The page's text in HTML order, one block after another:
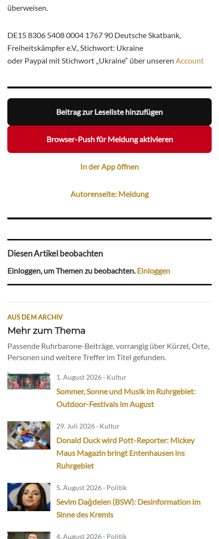
überweisen.
DE15 8306 5408 0004 1767 90 Deutsche Skatbank,
Freiheitskämpfer e.V., Stichwort: Ukraine
oder Paypal mit Stichwort „Ukraine“ über unseren Account
Beitrag zur Leseliste hinzufügen
Browser-Push für Meldung aktivieren
In der App öffnen
Autorenseite: Meldung
Diesen Artikel beobachten
Einloggen, um Themen zu beobachten.Einloggen
AUS DEM ARCHIV
Mehr zum Thema
Passende Ruhrbarone-Beiträge, vorrangig über Kürzel, Orte,
Personen und weitere Treffer im Titel gefunden.
1. August 2026 · Kultur
Sommer, Sonne und Musik im Ruhrgebiet:
Outdoor-Festivals im August
29. Juli 2026 · Kultur
Donald Duck wird Pott-Reporter: Mickey
Maus Magazin bringt Entenhausen ins
Ruhrgebiet
5. August 2026 · Politik
Sevim Dağdelen (BSW): Desinformation im
Sinne des Kremls
4. August 2026 · Politik